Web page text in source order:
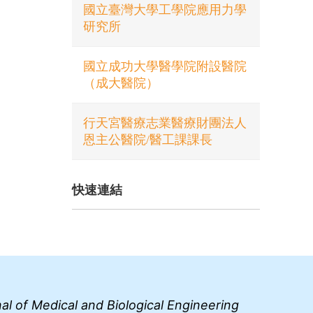
國立臺灣大學工學院應用力學
研究所
國立成功大學醫學院附設醫院
（成大醫院）
行天宮醫療志業醫療財團法人
恩主公醫院/醫工課課長
快速連結
of Medical and Biological Engineering